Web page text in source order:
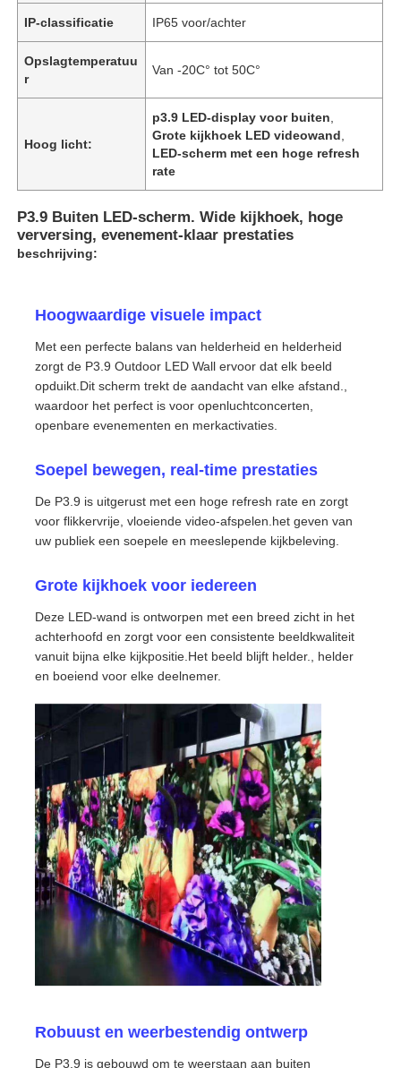
Huis
Video's
VR -show
Over Ons
Fabriekstour
Kwaliteitscontrole
Neem contact met ons op
Gevallen
IP-classificatie IP65 voor/achter
Opslagtemperatuu
r
Van -20C° tot 50C°
Hoog licht:
p3.9 LED-display voor buiten
Grote kijkhoek LED videowand
LED-scherm met een hoge refresh
rate
P3.9 Buiten LED-scherm. Wide kijkhoek, hoge
verversing, evenement-klaar prestaties
beschrijving:
Hoogwaardige visuele impact
Met een perfecte balans van helderheid en helderheid
zorgt de P3.9 Outdoor LED Wall ervoor dat elk beeld
opduikt.Dit scherm trekt de aandacht van elke afstand.,
waardoor het perfect is voor openluchtconcerten,
openbare evenementen en merkactivaties.
Soepel bewegen, real-time prestaties
De P3.9 is uitgerust met een hoge refresh rate en zorgt
voor flikkervrije, vloeiende video-afspelen.het geven van
uw publiek een soepele en meeslepende kijkbeleving.
Grote kijkhoek voor iedereen
Deze LED-wand is ontworpen met een breed zicht in het
achterhoofd en zorgt voor een consistente beeldkwaliteit
vanuit bijna elke kijkpositie.Het beeld blijft helder., helder
en boeiend voor elke deelnemer.
Robuust en weerbestendig ontwerp
De P3.9 is gebouwd om te weerstaan aan buiten